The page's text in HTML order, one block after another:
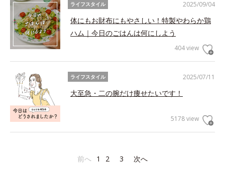
2025/09/04
ライフスタイル
体にもお財布にもやさしい！特製やわらか鶏
ハム｜今日のごはんは何にしよう
404 view
2025/07/11
ライフスタイル
大至急・二の腕だけ痩せたいです！
5178 view
前へ 1 2 3 次へ